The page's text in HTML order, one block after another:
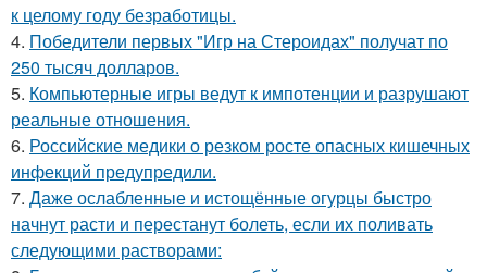
к целому году безработицы.
4. Победители первых "Игр на Стероидах" получат по
250 тысяч долларов.
5. Компьютерные игры ведут к импотенции и разрушают
реальные отношения.
6. Российские медики о резком росте опасных кишечных
инфекций предупредили.
7. Даже ослабленные и истощённые огурцы быстро
начнут расти и перестанут болеть, если их поливать
следующими растворами: